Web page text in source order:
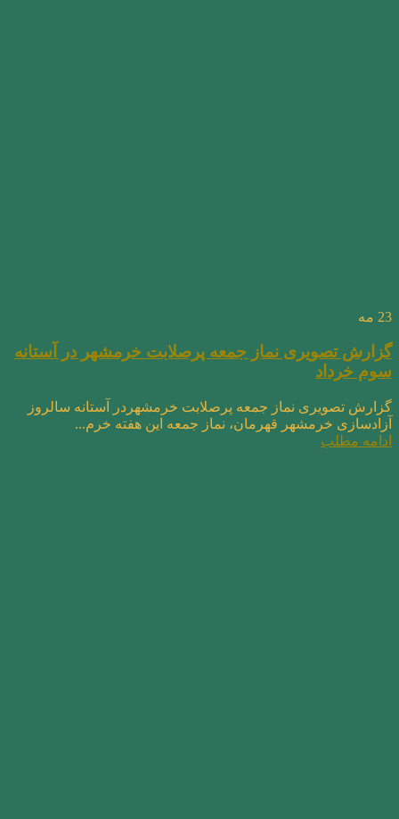
23 مه
گزارش تصویری نماز جمعه پرصلابت خرمشهر در آستانه
سوم خرداد
گزارش تصویری نماز جمعه پرصلابت خرمشهردر آستانه سالروز
آزادسازی خرمشهر قهرمان، نماز جمعه این هفته خرم...
ادامه مطلب